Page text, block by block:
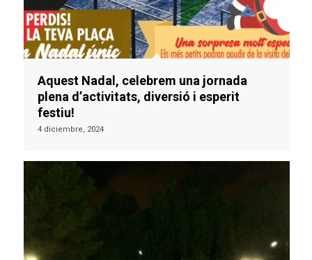
Aquest Nadal, celebrem una jornada
plena d’activitats, diversió i esperit
festiu!
4 diciembre, 2024